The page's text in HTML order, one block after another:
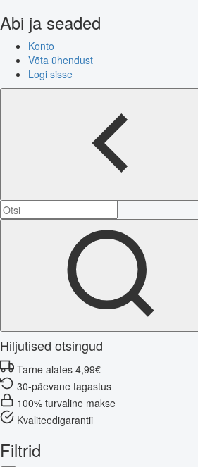
Abi ja seaded
Konto
Võta ühendust
Logi sisse
Hiljutised otsingud
Tarne alates 4,99€
30-päevane tagastus
100% turvaline makse
Kvaliteedigarantii
Filtrid